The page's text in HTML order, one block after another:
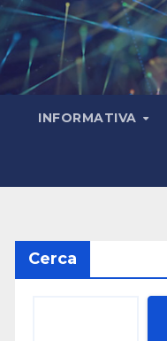
INFORMATIVA
Cerca